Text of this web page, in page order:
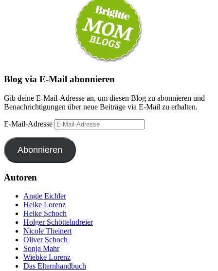
Blog via E-Mail abonnieren
Gib deine E-Mail-Adresse an, um diesen Blog zu abonnieren und
Benachrichtigungen über neue Beiträge via E-Mail zu erhalten.
E-Mail-Adresse
Abonnieren
Autoren
Angie Eichler
Heike Lorenz
Heike Schoch
Holger Schöttelndreier
Nicole Theinert
Oliver Schoch
Sonja Mahr
Wiebke Lorenz
Das Elternhandbuch